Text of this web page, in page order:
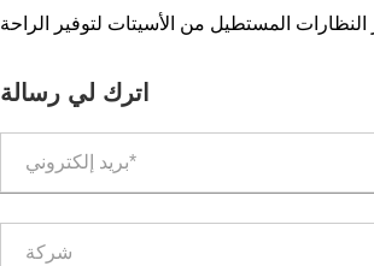
اليومي
النظارات المستطيل من الأسيتات لتوفير الراحة
اترك لي رسالة